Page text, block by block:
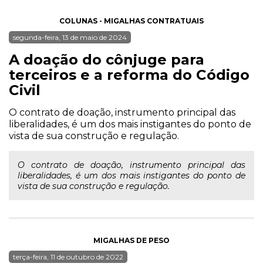
COLUNAS - MIGALHAS CONTRATUAIS
segunda-feira, 13 de maio de 2024
A doação do cônjuge para
terceiros e a reforma do Código
Civil
O contrato de doação, instrumento principal das
liberalidades, é um dos mais instigantes do ponto de
vista de sua construção e regulação.
O contrato de doação, instrumento principal das
liberalidades, é um dos mais instigantes do ponto de
vista de sua construção e regulação.
MIGALHAS DE PESO
terça-feira, 11 de outubro de 2022